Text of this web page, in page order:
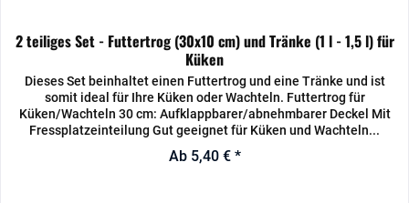
2 teiliges Set - Futtertrog (30x10 cm) und Tränke (1 l - 1,5 l) für
Küken
Dieses Set beinhaltet einen Futtertrog und eine Tränke und ist
somit ideal für Ihre Küken oder Wachteln. Futtertrog für
Küken/Wachteln 30 cm: Aufklappbarer/abnehmbarer Deckel Mit
Fressplatzeinteilung Gut geeignet für Küken und Wachteln...
Ab 5,40 € *